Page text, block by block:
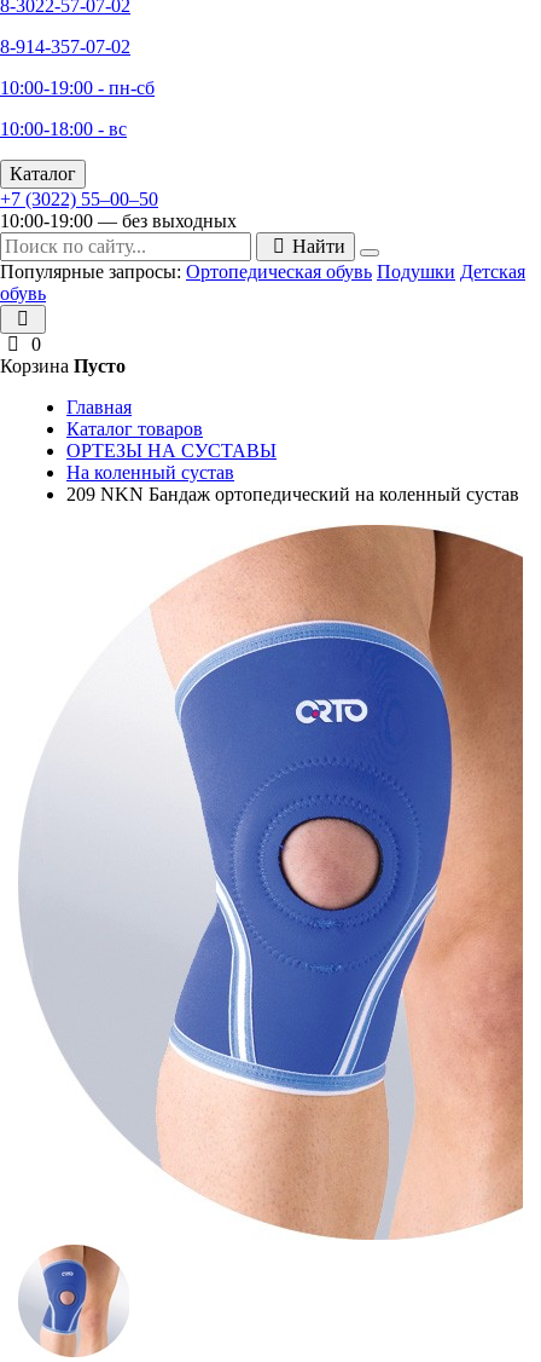
8-3022-57-07-02
8-914-357-07-02
10:00-19:00 - пн-сб
10:00-18:00 - вс
Каталог
+7 (3022) 55‒00‒50
10:00-19:00 — без выходных
Найти
Популярные запросы: Ортопедическая обувь Подушки Детская
обувь
0
Корзина Пусто
Главная
Каталог товаров
ОРТЕЗЫ НА СУСТАВЫ
На коленный сустав
209 NKN Бандаж ортопедический на коленный сустав